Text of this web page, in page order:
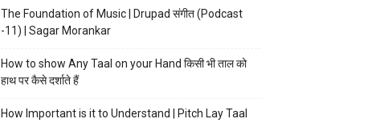
The Foundation of Music | Drupad संगीत (Podcast
-11) | Sagar Morankar
How to show Any Taal on your Hand किसी भी ताल को
हाथ पर कैसे दर्शाते हैं
How Important is it to Understand | Pitch Lay Taal